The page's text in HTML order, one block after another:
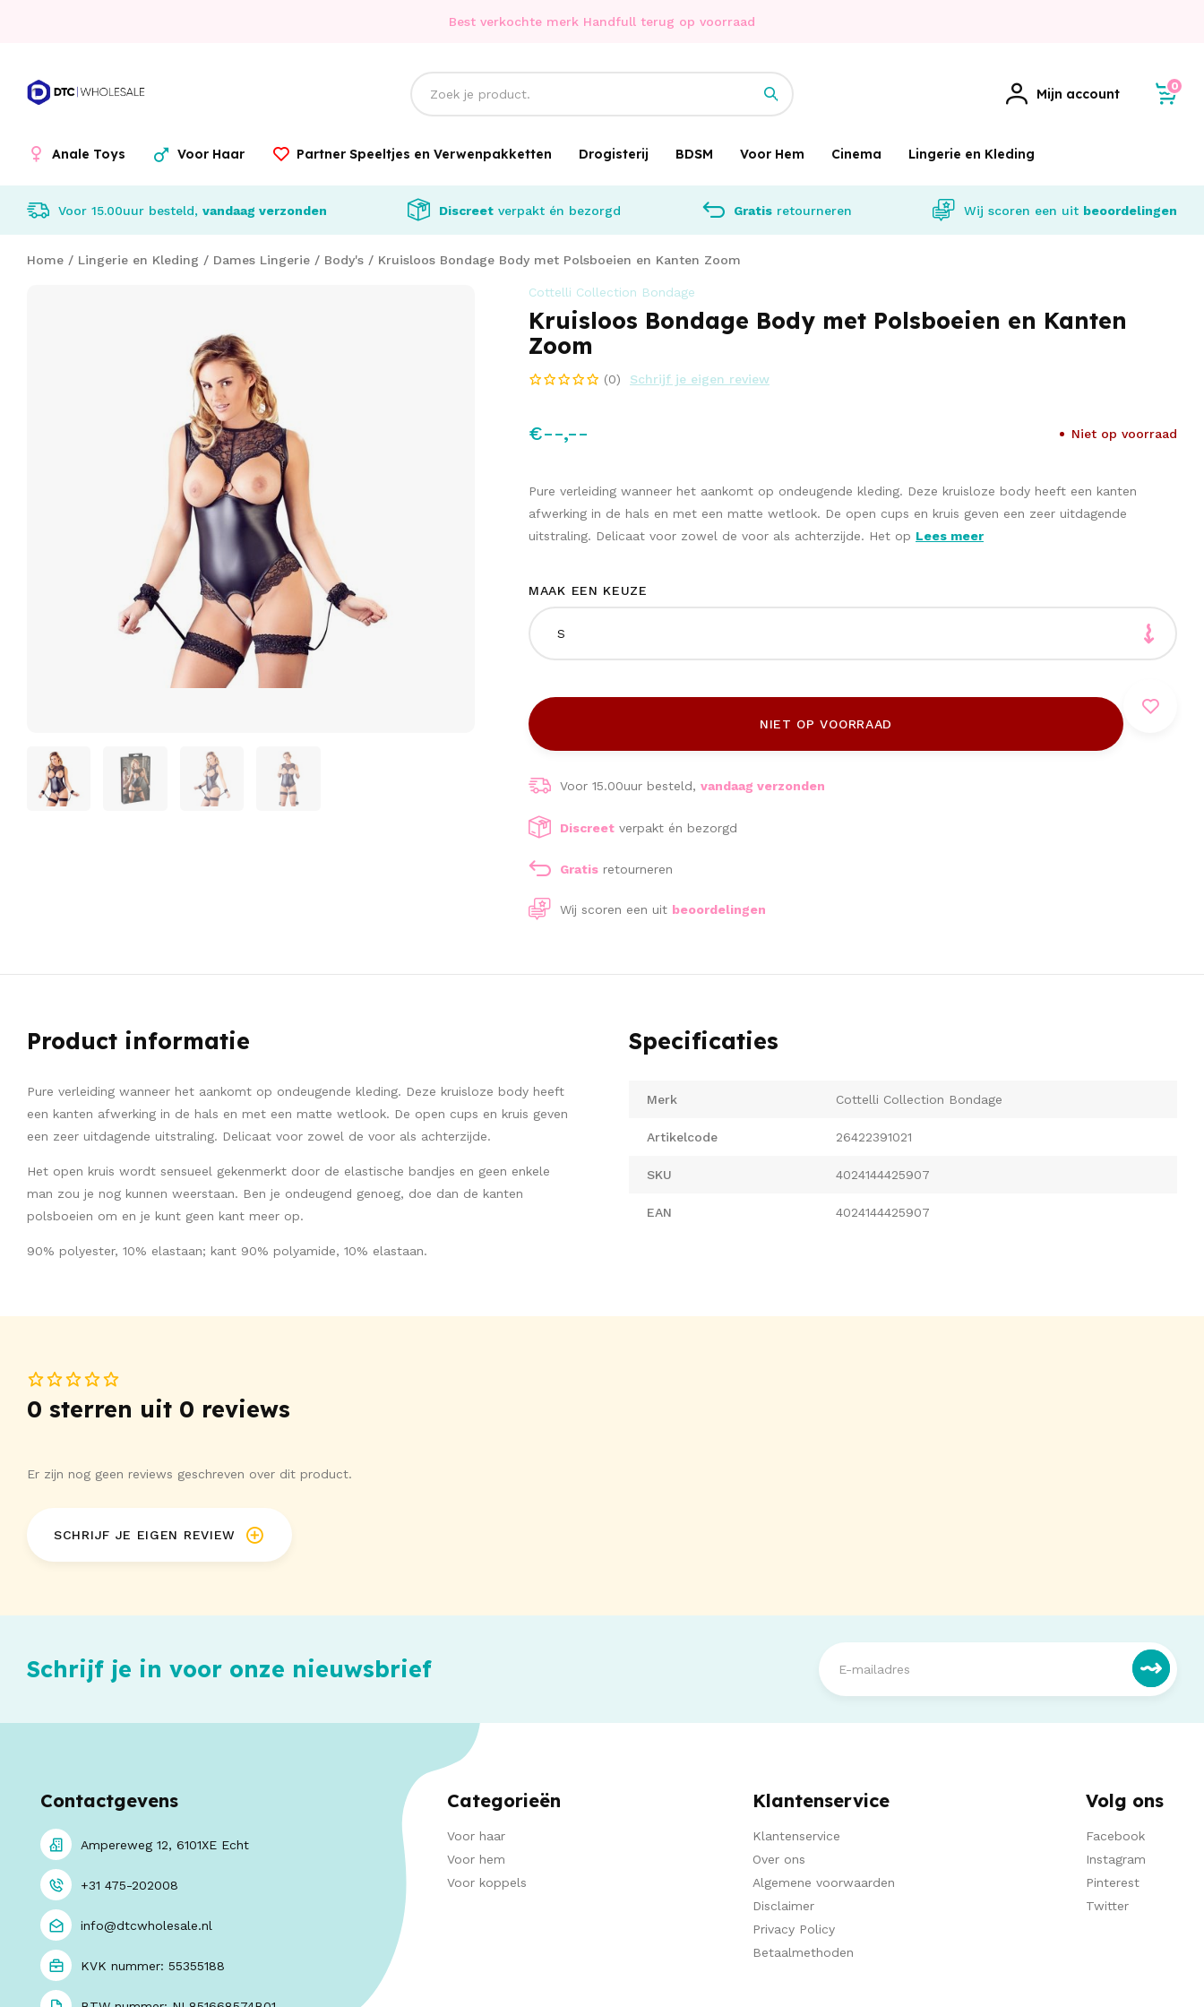
Best verkochte merk Handfull terug op voorraad
Mijn account 0
Anale Toys Voor Haar Partner Speeltjes en Verwenpakketten Drogisterij BDSM Voor Hem Cinema Lingerie en Kleding
Voor 15.00uur besteld, vandaag verzonden Discreet verpakt én bezorgd Gratisretourneren Wij scoren een uit beoordelingen
Home / Lingerie en Kleding / Dames Lingerie / Body's / Kruisloos Bondage Body met Polsboeien en Kanten Zoom
Cottelli Collection Bondage
Kruisloos Bondage Body met Polsboeien en Kanten
Zoom
(0) Schrijf je eigen review
€--,-- Niet op voorraad
Pure verleiding wanneer het aankomt op ondeugende kleding. Deze kruisloze body heeft een kanten
afwerking in de hals en met een matte wetlook. De open cups en kruis geven een zeer uitdagende
uitstraling. Delicaat voor zowel de voor als achterzijde. Het op Lees meer
MAAK EEN KEUZE
S
NIET OP VOORRAAD
Voor 15.00uur besteld, vandaag verzonden
Discreet verpakt én bezorgd
Gratis retourneren
Wij scoren een uit beoordelingen
Product informatie
Pure verleiding wanneer het aankomt op ondeugende kleding. Deze kruisloze body heeft
een kanten afwerking in de hals en met een matte wetlook. De open cups en kruis geven
een zeer uitdagende uitstraling. Delicaat voor zowel de voor als achterzijde.
Het open kruis wordt sensueel gekenmerkt door de elastische bandjes en geen enkele
man zou je nog kunnen weerstaan. Ben je ondeugend genoeg, doe dan de kanten
polsboeien om en je kunt geen kant meer op.
90% polyester, 10% elastaan; kant 90% polyamide, 10% elastaan.
Specificaties
Merk Cottelli Collection Bondage
Artikelcode 26422391021
SKU 4024144425907
EAN 4024144425907
0 sterren uit 0 reviews
Er zijn nog geen reviews geschreven over dit product.
SCHRIJF JE EIGEN REVIEW
Schrijf je in voor onze nieuwsbrief
Contactgevens
Ampereweg 12, 6101XE Echt
+31 475-202008
info@dtcwholesale.nl
KVK nummer: 55355188
Categorieën
Voor haar
Voor hem
Voor koppels
Klantenservice
Klantenservice
Over ons
Algemene voorwaarden
Disclaimer
Privacy Policy
Betaalmethoden
Volg ons
Facebook
Instagram
Pinterest
Twitter